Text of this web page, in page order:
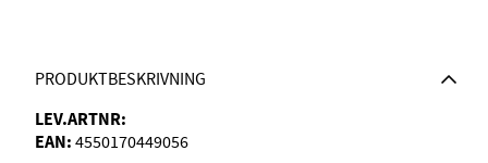
PRODUKTBESKRIVNING
LEV.ARTNR:
EAN: 4550170449056